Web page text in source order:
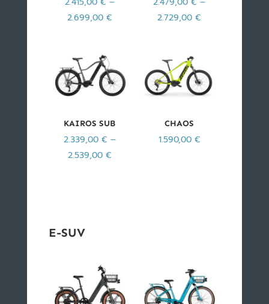
2.699,00 €
2.729,00€
KAIROS SUB
2.339,00 € –
2.539,00 €
CHAOS
1.590,00 €
E-SUV